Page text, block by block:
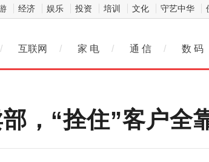
经济 娱乐 投资 培训 文化 守艺中华
/ 互联网 / 家 电 / 通 信 / 数 码
，“拴住”客户全